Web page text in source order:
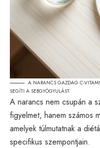
A NARANCS GAZDAG C-
SEGÍTI A SEBGYÓGYULÁST.
A narancs nem csupán a
figyelmet, hanem számos
amelyek túlmutatnak a
specifikus szempontjain.